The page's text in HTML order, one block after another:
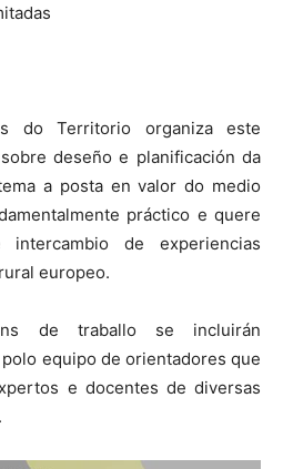
do Territorio organiza este
deseño e planificación da
a posta en valor do medio
práctico e quere
de experiencias
europeo.
de traballo se incluirán
equipo de orientadores que
e docentes de diversas